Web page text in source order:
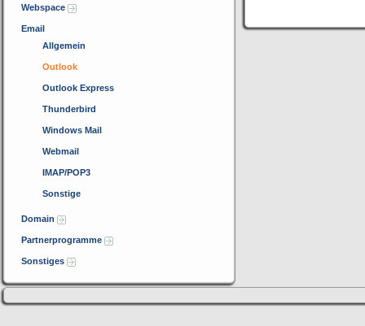
Webspace
Email
Allgemein
Outlook
Outlook Express
Thunderbird
Windows Mail
Webmail
IMAP/POP3
Sonstige
Domain
Partnerprogramme
Sonstiges